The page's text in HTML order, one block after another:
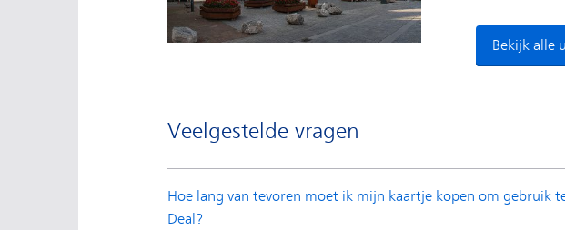
Bekijk alle
Veelgestelde vragen
Hoe lang van tevoren moet ik mijn kaartje kopen om gebruik
Deal?